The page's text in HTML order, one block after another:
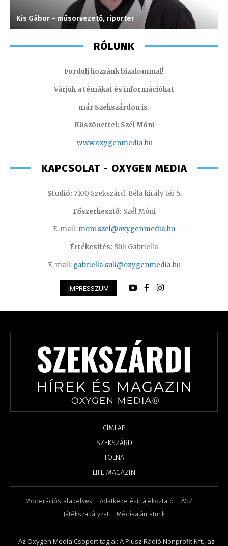
Kis Gábor – műsorvezető, riporter
RÓLUNK
Fordulj hozzánk bizalommal!
Várjuk a témákat és információkat
már Szekszárdon is.
Köszönettel: Szél Móni
www.oxygenmedia.hu
KAPCSOLAT - OXYGEN MEDIA
Studió: 7100 Szekszárd, Béla király tér 5.
Főszerkesztő: Szél Móni
E-mail: moni.szel@oxygenmedia.hu
Értékesítés: Süli Gabriella
E-mail: gabriella.suli@oxygenmedia.hu
IMPRESSZUM
CÍMLAP
SZEKSZÁRD
TOLNA
LIFE MAGAZIN
Moderációs alapelvek Adatkezelési tájékoztató
ÁSZF
Játékszabályzat
Médiaajánlatunk
Az Oxygen Media Csoport tagjai: A Plusz Rádió Nonprofit Kft., az